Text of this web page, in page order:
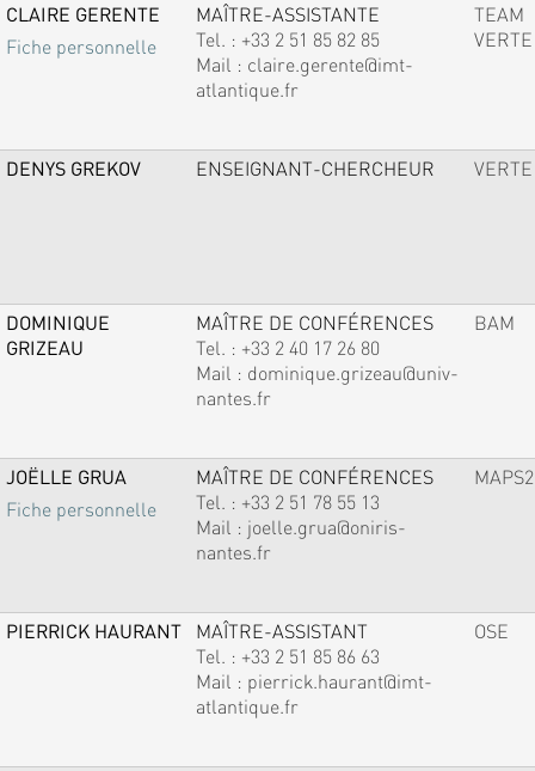
CLAIRE GERENTE
Fiche personnelle
MAÎTRE-ASSISTANTE
Tel. : +33 2 51 85 82 85
Mail : claire.gerente@imt-
atlantique.fr
TEAM
VERTE
DENYS GREKOV ENSEIGNANT-CHERCHEUR VERTE
DOMINIQUE
GRIZEAU
MAÎTRE DE CONFÉRENCES
Tel. : +33 2 40 17 26 80
Mail : dominique.grizeau@univ-
nantes.fr
BAM
JOËLLE GRUA
Fiche personnelle
MAÎTRE DE CONFÉRENCES
Tel. : +33 2 51 78 55 13
Mail : joelle.grua@oniris-
nantes.fr
MAPS2
PIERRICK HAURANT
MAÎTRE-ASSISTANT
Tel. : +33 2 51 85 86 63
Mail : pierrick.haurant@imt-
atlantique.fr
OSE